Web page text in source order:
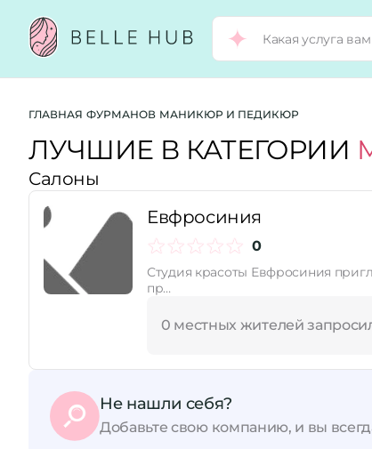
Город:
Категории:
Стоимость услуг:
Принимает сертификаты
ГЛАВНАЯ ФУРМАНОВ МАНИКЮР И ПЕДИКЮР
ЛУЧШИЕ В КАТЕГОРИИ
Салоны
Евфросиния
0
Студия красоты Евфросиния
пр…
0 местных жителей
Не нашли себя?
Добавьте свою компанию, и вы